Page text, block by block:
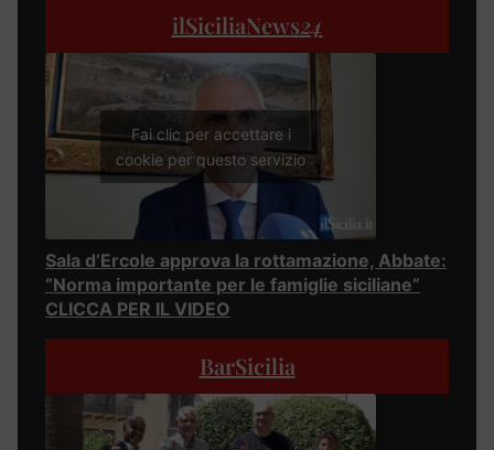
ilSiciliaNews24
Fai clic per accettare i
cookie per questo servizio
Sala d’Ercole approva la rottamazione, Abbate:
“Norma importante per le famiglie siciliane”
CLICCA PER IL VIDEO
BarSicilia